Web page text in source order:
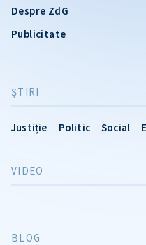
Despre ZdG
Publicitate
ŞTIRI
Justiție Politic Social
VIDEO
BLOG